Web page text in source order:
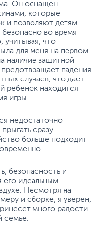
Он оснащен
которые
и позволяют детям
во время
что
для меня на первом
наличие защитной
предотвращает падения
случаев, что дает
ребенок находится
игры.
недостаточно
сразу
больше подходит
безопасность и
его идеальным
Несмотря на
и сборке, я уверен,
много радости
семье.